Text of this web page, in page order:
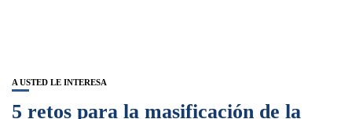
A USTED LE INTERESA
5 retos para la masificación de la